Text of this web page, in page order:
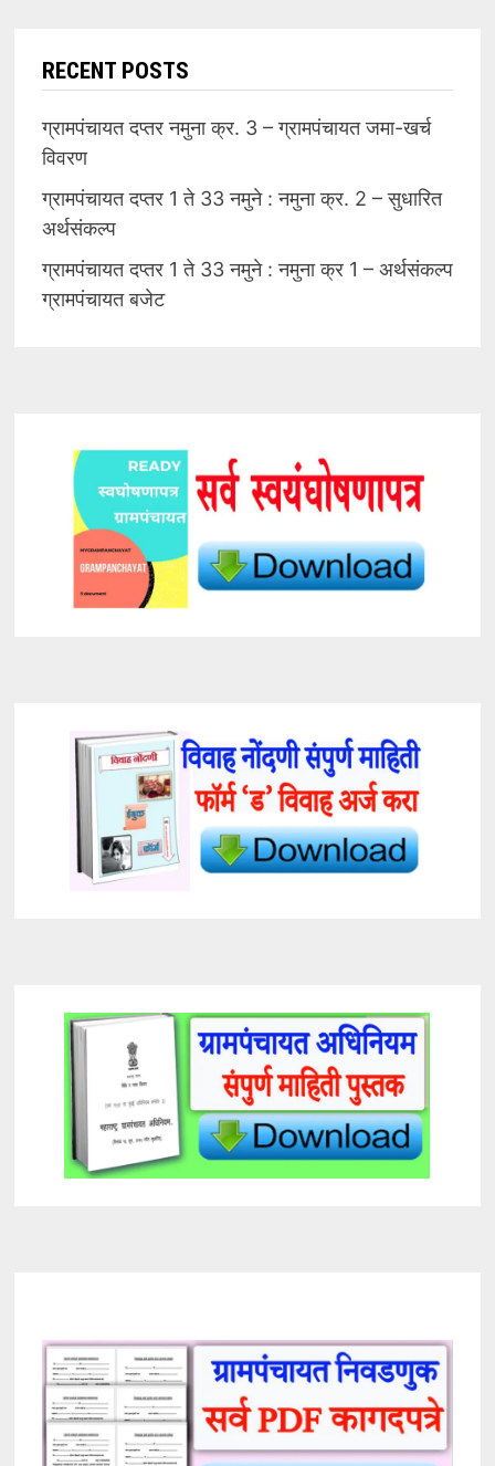
RECENT POSTS
ग्रामपंचायत दप्तर नमुना क्र. 3 – ग्रामपंचायत जमा-खर्च
विवरण
ग्रामपंचायत दप्तर 1 ते 33 नमुने : नमुना क्र. 2 – सुधारित
अर्थसंकल्प
ग्रामपंचायत दप्तर 1 ते 33 नमुने : नमुना क्र 1 – अर्थसंकल्प
ग्रामपंचायत बजेट